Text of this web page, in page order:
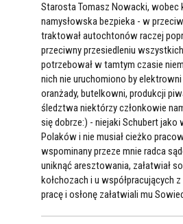
Starosta Tomasz Nowacki, wobec
namysłowska bezpieka - w
traktował autochtonów raczej
przeciwny przesiedleniu
potrzebował w tamtym czasie
nich nie uruchomiono by
oranżady, butelkowni, produkcji
śledztwa niektórzy członkowie
się dobrze:) - niejaki Schubert jako
Polaków i nie musiał cieżko
wspominany przeze mnie radca
uniknąć aresztowania, załatwiał
kołchozach i u współpracujących
pracę i osłonę załatwiali mu